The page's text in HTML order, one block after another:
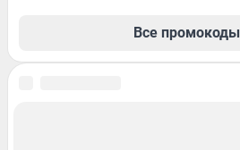
Все промокоды